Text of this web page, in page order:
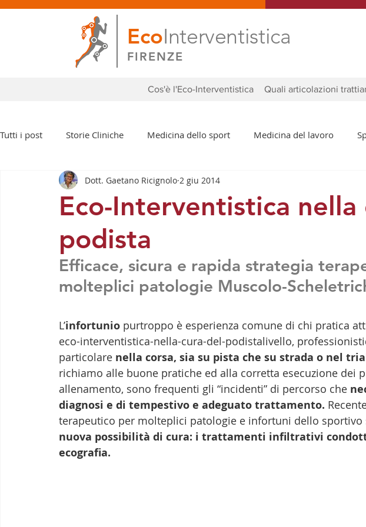
EcoInterventistica
FIRENZE
Cos'è l'Eco-Interventistica Quali articolazioni
Tutti i post Storie Cliniche Medicina dello sport Medicina del lavoro
Eventi e Congressi Anca Mano Ginocchio
Eco-Interventistica nella
podista
Dott. Gaetano Ricignolo 2 giu 2014
Efficace, sicura e rapida strategia
molteplici patologie Muscolo-
L’infortunio purtroppo è esperienza comune di chi pratica
eco-interventistica-nella-cura-del-podistalivello,
particolare nella corsa, sia su pista che su strada o nel
richiamo alle buone pratiche ed alla corretta esecuzione dei
allenamento, sono frequenti gli “incidenti” di percorso che
diagnosi e di tempestivo e adeguato trattamento.
terapeutico per molteplici patologie e infortuni dello sportivo
nuova possibilità di cura: i trattamenti infiltrativi
ecografia.